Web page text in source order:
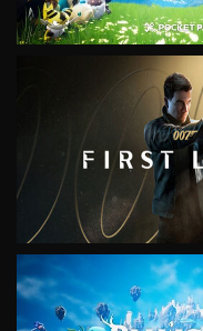
VIEW